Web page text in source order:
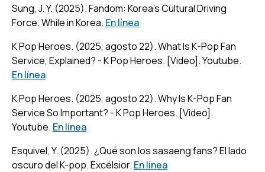
Sung, J. Y. (2025).Fandom: Korea’s Cultural Driving
Force. While in Korea. En línea
K Pop Heroes. (2025, agosto 22).What Is K-Pop Fan
Service, Explained? - K Pop Heroes. [Video]. Youtube.
En línea
K Pop Heroes. (2025, agosto 22).Why Is K-Pop Fan
Service So Important? - K Pop Heroes. [Video].
Youtube. En línea
Esquivel, Y. (2025).¿Qué son los sasaeng fans? El lado
oscuro del K-pop. Excélsior. En línea